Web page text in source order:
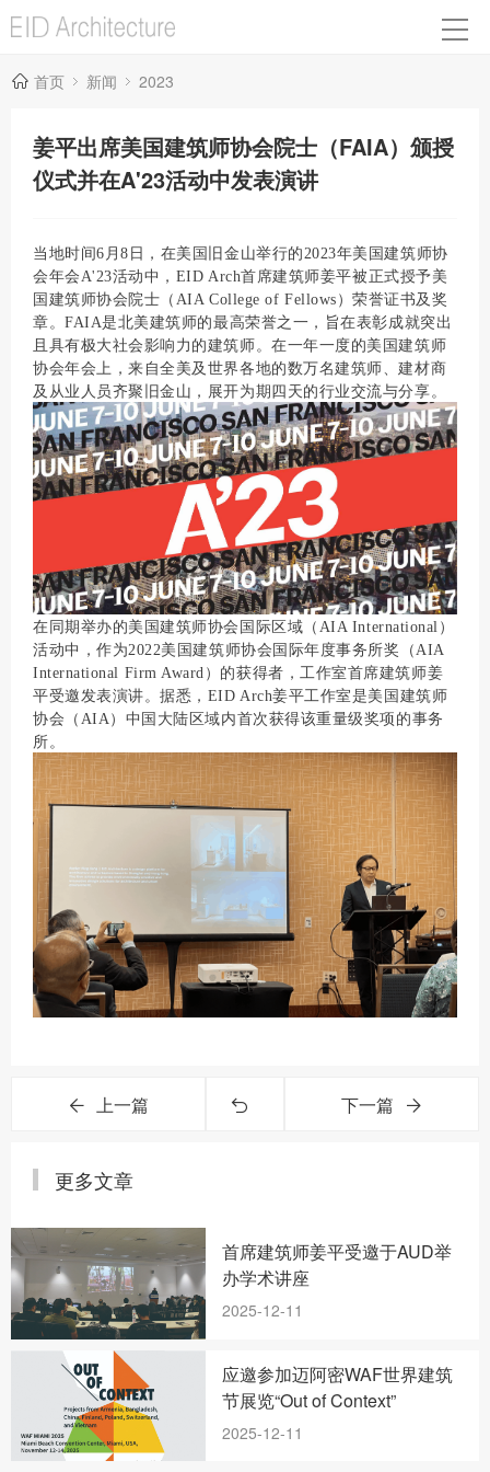
首页 新闻 2023
姜平出席美国建筑师协会院士（FAIA）颁授
仪式并在A'23活动中发表演讲
当地时间6月8日，在美国旧金山举行的2023年美国建筑师协
会年会A'23活动中，EID Arch首席建筑师姜平被正式授予美
国建筑师协会院士（ AIA College of Fellows ）荣誉证书及奖
章。FAIA是北美建筑师的最高荣誉之一，旨在表彰成就突出
且具有极大社会影响力的建筑师。在一年一度的美国建筑师
协会年会上，来自全美及世界各地的数万名建筑师、建材商
及从业人员齐聚旧金山，展开为期四天的行业交流与分享。
在同期举办的美国建筑师协会国际区域（AIA International）
活动中，作为2022美国建筑师协会国际年度事务所奖（AIA
International Firm Award）的获得者，工作室首席建筑师姜
平受邀发表演讲。据悉，EID Arch姜平工作室是美国建筑师
协会（AIA）中国大陆区域内首次获得该重量级奖项的事务
所。
上一篇 下一篇
更多文章
首席建筑师姜平受邀于AUD举
办学术讲座
2025-12-11
应邀参加迈阿密WAF世界建筑
节展览“Out of Context”
2025-12-11